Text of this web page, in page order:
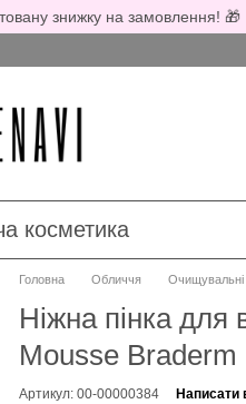
знижку на замовлення! 🎁
косметика
Головна Обличчя Очищувальні
Ніжна пінка для
Mousse
Артикул: 00-00000384 Написати